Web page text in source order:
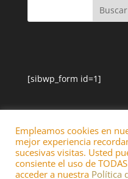
[sibwp_form id=1]
Empleamos cookies en
mejor experiencia
sucesivas visitas. Usted
consiente el uso de
acceder a nuestra Política